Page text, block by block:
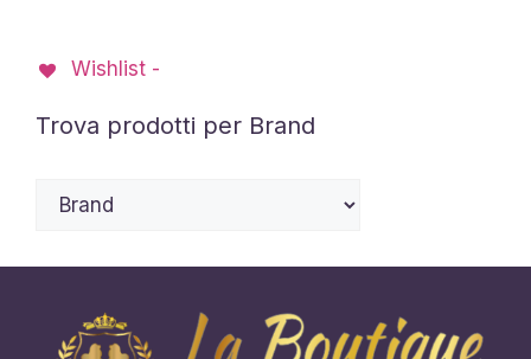
Wishlist -
Trova prodotti per Brand